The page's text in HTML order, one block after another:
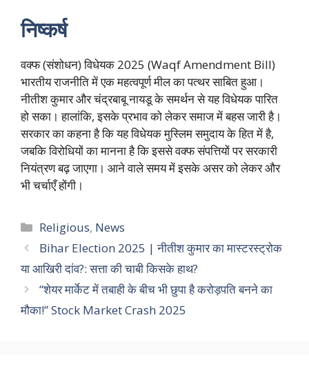
निष्कर्ष
वक्फ (संशोधन) विधेयक 2025 (Waqf Amendment Bill)
भारतीय राजनीति में एक महत्वपूर्ण मील का पत्थर साबित हुआ।
नीतीश कुमार और चंद्रबाबू नायडू के समर्थन से यह विधेयक पारित
हो सका। हालांकि, इसके प्रभाव को लेकर समाज में बहस जारी है।
सरकार का कहना है कि यह विधेयक मुस्लिम समुदाय के हित में है,
जबकि विरोधियों का मानना है कि इससे वक्फ संपत्तियों पर सरकारी
नियंत्रण बढ़ जाएगा। आने वाले समय में इसके असर को लेकर और
भी चर्चाएँ होंगी।
Categories
Religious, News
Bihar Election 2025 | नीतीश कुमार का मास्टरस्ट्रोक
या आखिरी दांव?: सत्ता की चाबी किसके हाथ?
“शेयर मार्केट में तबाही के बीच भी छुपा है करोड़पति बनने का
मौका!” Stock Market Crash 2025